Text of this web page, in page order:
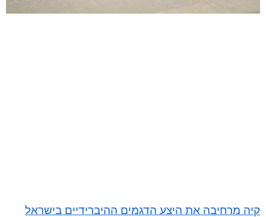
קיה מרחיבה את היצע הדגמים ההיברידיים בישראל